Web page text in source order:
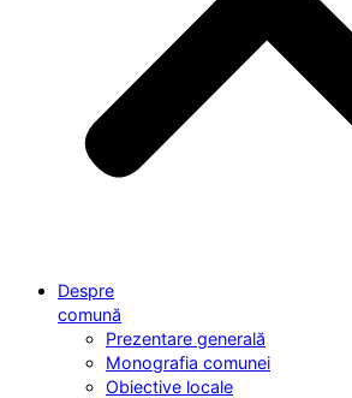
Despre
comună
Prezentare generală
Monografia comunei
Obiective locale